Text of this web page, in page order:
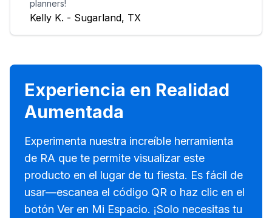
planners!
Kelly K. - Sugarland, TX
Experiencia en Realidad
Aumentada
Experimenta nuestra increíble herramienta
de RA que te permite visualizar este
producto en el lugar de tu fiesta. Es fácil de
usar—escanea el código QR o haz clic en el
botón Ver en Mi Espacio. ¡Solo necesitas tu